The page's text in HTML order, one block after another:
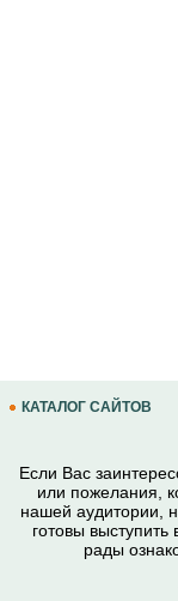
КАТАЛОГ САЙТОВ
Если Вас
или пожелания,
нашей аудитории,
готовы выступить
рады